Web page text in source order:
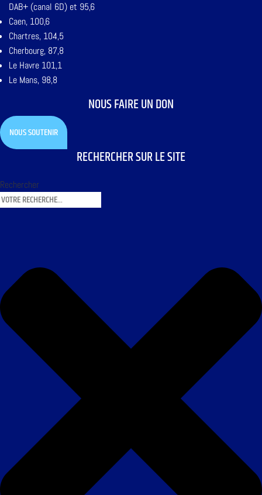
DAB+ (canal 6D) et 95,6
Caen, 100,6
Chartres, 104,5
Cherbourg, 87,8
Le Havre 101,1
Le Mans, 98,8
NOUS FAIRE UN DON
NOUS SOUTENIR
RECHERCHER SUR LE SITE
Rechercher